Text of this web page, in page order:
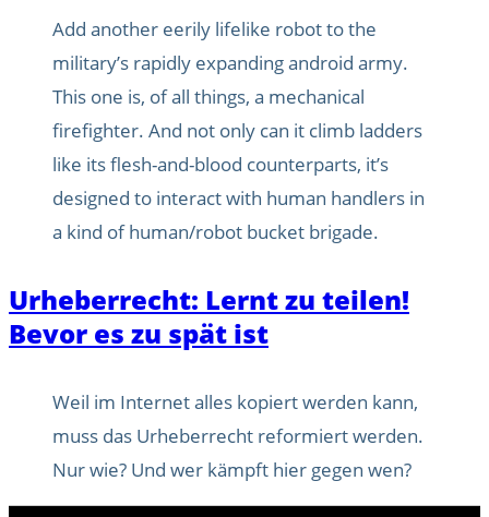
Add another eerily lifelike robot to the
military’s rapidly expanding android army.
This one is, of all things, a mechanical
firefighter. And not only can it climb ladders
like its flesh-and-blood counterparts, it’s
designed to interact with human handlers in
a kind of human/robot bucket brigade.
Urheberrecht: Lernt zu teilen!
Bevor es zu spät ist
Weil im Internet alles kopiert werden kann,
muss das Urheberrecht reformiert werden.
Nur wie? Und wer kämpft hier gegen wen?